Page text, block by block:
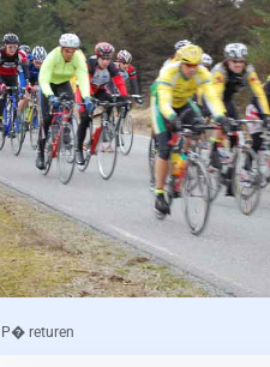
P� returen